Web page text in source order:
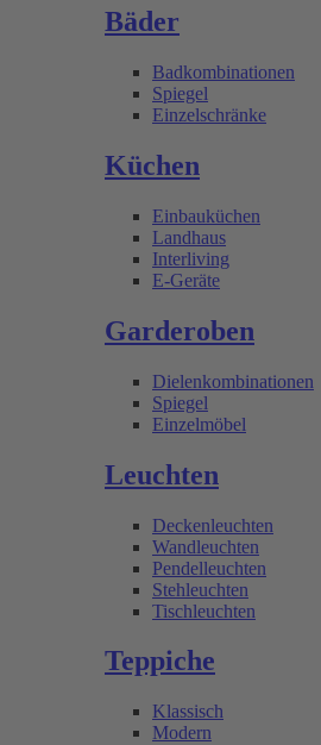
Bäder
Badkombinationen
Spiegel
Einzelschränke
Küchen
Einbauküchen
Landhaus
Interliving
E-Geräte
Garderoben
Dielenkombinationen
Spiegel
Einzelmöbel
Leuchten
Deckenleuchten
Wandleuchten
Pendelleuchten
Stehleuchten
Tischleuchten
Teppiche
Klassisch
Modern